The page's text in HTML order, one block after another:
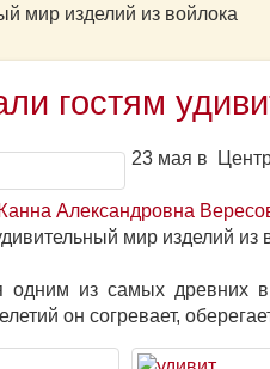
мир изделий из войлока
гостям
23 мая в
Александровна
мир изделий
одним из самых древних
он согревает,